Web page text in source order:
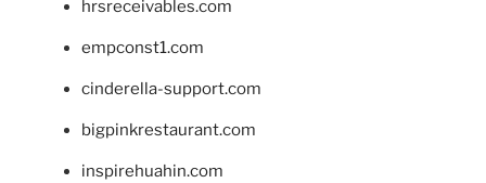
hrsreceivables.com
empconst1.com
cinderella-support.com
bigpinkrestaurant.com
inspirehuahin.com